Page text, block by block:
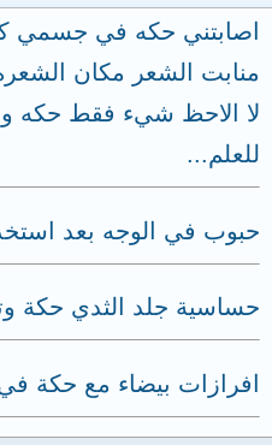
اصابتني حكه في جسمي
منابت الشعر مكان
لا الاحظ شيء فقط حكه
للعلم...
حبوب في الوجه بعد
حساسية جلد الثدي حكة
افرازات بيضاء مع حكة في